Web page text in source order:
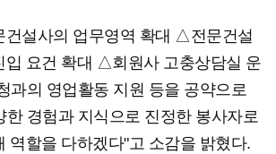
설사의 업무영역 확대 △전문건설
입 요건 확대 △회원사 고충상담실 운
과의 영업활동 지원 등을 공약으로
한 경험과 지식으로 진정한 봉사자로
역할을 다하겠다"고 소감을 밝혔다.